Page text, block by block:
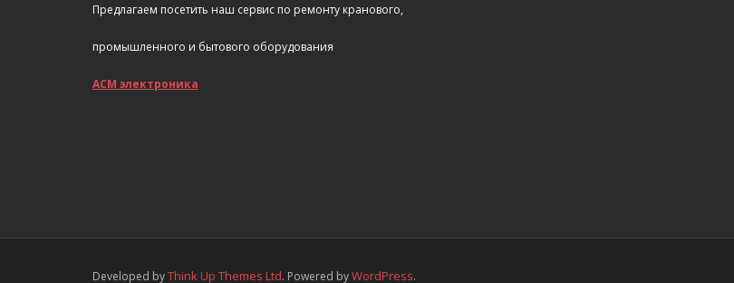
Предлагаем посетить наш сервис по ремонту кранового,
промышленного и бытового оборудования
АСМ электроника
Developed byThink Up Themes Ltd. Powered byWordPress.